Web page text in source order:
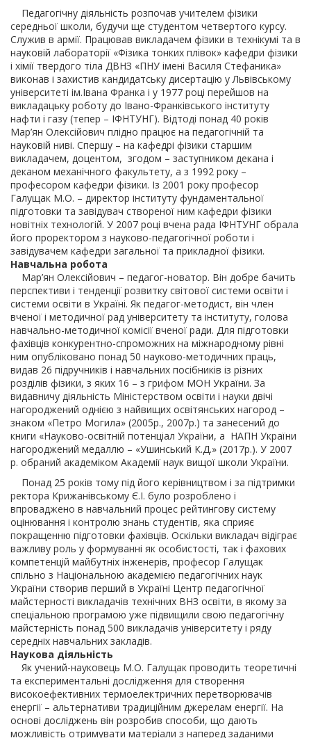
Педагогічну діяльність розпочав учителем фізики
середньої школи, будучи ще студентом четвертого курсу.
Служив в армії. Працював викладачем фізики в технікумі та в
науковій лабораторії «Фізика тонких плівок» кафедри фізики
і хімії твердого тіла ДВНЗ «ПНУ імені Василя Стефаника»
виконав і захистив кандидатську дисертацію у Львівському
університеті ім.Івана Франка і у 1977 році перейшов на
викладацьку роботу до Івано-Франківського інституту
нафти і газу (тепер – ІФНТУНГ). Відтоді понад 40 років
Мар’ян Олексійович плідно працює на педагогічній та
науковій ниві. Спершу – на кафедрі фізики старшим
викладачем, доцентом, згодом – заступником декана і
деканом механічного факультету, а з 1992 року –
професором кафедри фізики. Із 2001 року професор
Галущак М.О. – директор інституту фундаментальної
підготовки та завідувач створеної ним кафедри фізики
новітніх технологій. У 2007 році вчена рада ІФНТУНГ обрала
його проректором з науково-педагогічної роботи і
завідувачем кафедри загальної та прикладної фізики.
Навчальна робота
Мар’ян Олексійович – педагог-новатор. Він добре бачить
перспективи і тенденції розвитку світової системи освіти і
системи освіти в Україні. Як педагог-методист, він член
вченої і методичної рад університету та інституту, голова
навчально-методичної комісії вченої ради. Для підготовки
фахівців конкурентно-спроможних на міжнародному рівні
ним опубліковано понад 50 науково-методичних праць,
видав 26 підручників і навчальних посібників із різних
розділів фізики, з яких 16 – з грифом МОН України. За
видавничу діяльність Міністерством освіти і науки двічі
нагороджений однією з найвищих освітянських нагород –
знаком «Петро Могила» (2005р., 2007р.) та занесений до
книги «Науково-освітній потенціал України, а НАПН України
нагороджений медаллю – «Ушинський К.Д.» (2017р.). У 2007
р. обраний академіком Академії наук вищої школи України.
Понад 25 років тому під його керівництвом і за підтримки
ректора Крижанівському Є.І. було розроблено і
впроваджено в навчальний процес рейтингову систему
оцінювання і контролю знань студентів, яка сприяє
покращенню підготовки фахівців. Оскільки викладач відіграє
важливу роль у формуванні як особистості, так і фахових
компетенцій майбутніх інженерів, професор Галущак
спільно з Національною академією педагогічних наук
України створив перший в Україні Центр педагогічної
майстерності викладачів технічних ВНЗ освіти, в якому за
спеціальною програмою уже підвищили свою педагогічну
майстерність понад 500 викладачів університету і ряду
середніх навчальних закладів.
Наукова діяльність
Як учений-науковець М.О. Галущак проводить теоретичні
та експериментальні дослідження для створення
високоефективних термоелектричних перетворювачів
енергії – альтернативи традиційним джерелам енергії. На
основі досліджень він розробив способи, що дають
можливість отримувати матеріали з наперед заданими